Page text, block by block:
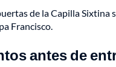
de la Capilla Sixtina
Francisco.
antes de